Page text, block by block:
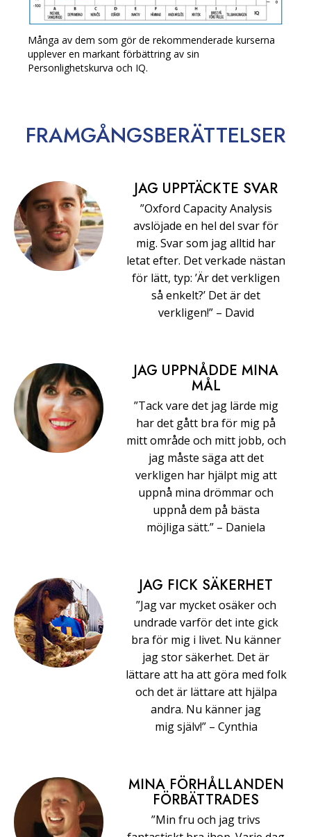
Många av dem som gör de rekommenderade kurserna
upplever en markant förbättring av sin
Personlighetskurva och IQ.
FRAMGÅNGS­BERÄTTELSER
JAG UPPTÄCKTE SVAR
”Oxford Capacity Analysis
avslöjade en hel del svar för
mig. Svar som jag alltid har
letat efter. Det verkade nästan
för lätt, typ: ’Är det verkligen
så enkelt?’ Det är det
verkligen!” –⁠ ⁠David
JAG UPPNÅDDE MINA
MÅL
”Tack vare det jag lärde mig
har det gått bra för mig på
mitt område och mitt jobb, och
jag måste säga att det
verkligen har hjälpt mig att
uppnå mina drömmar och
uppnå dem på bästa
möjliga sätt.” –⁠ ⁠Daniela
JAG FICK SÄKERHET
”Jag var mycket osäker och
undrade varför det inte gick
bra för mig i livet. Nu känner
jag stor säkerhet. Det är
lättare att ha att göra med folk
och det är lättare att hjälpa
andra. Nu känner jag
mig själv!” –⁠ ⁠Cynthia
MINA FÖRHÅLLANDEN
FÖRBÄTTRADES
”Min fru och jag trivs